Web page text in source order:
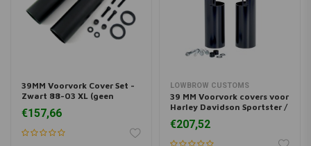
39MM Voorvork Cover Set -
Zwart 88-03 XL (geen
€157,66
LOWBROW CUSTOMS
39 MM Voorvork covers voor
Harley Davidson Sportster /
€207,52